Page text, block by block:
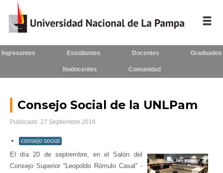
La
Consejo
Superior
Rectorado
/
Secretarías
Ingresantes Estudiantes Docentes Graduados
Nodocentes Comunidad
Consejo Social de la UNLPam
Publicado: 27 Septiembre 2018
consejo social
El día 20 de septiembre, en el Salón del
Consejo Superior “Leopoldo Rómulo Casal” -